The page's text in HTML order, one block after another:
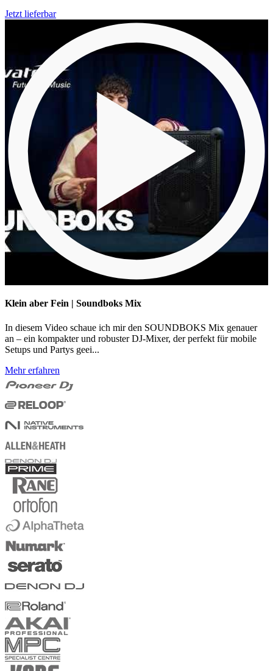
Jetzt lieferbar
Klein aber Fein | Soundboks Mix
In diesem Video schaue ich mir den SOUNDBOKS Mix genauer
an – ein kompakter und robuster DJ-Mixer, der perfekt für mobile
Setups und Partys geei...
Mehr erfahren